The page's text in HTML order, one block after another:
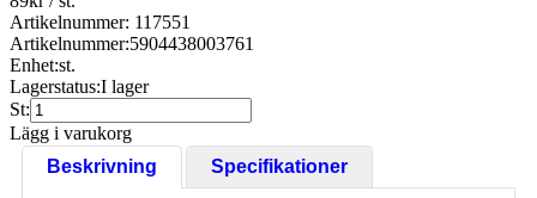
Artikelnummer: 117551
Artikelnummer:5904438003761
Enhet:st.
Lagerstatus:I lager
St:
Lägg i varukorg
Beskrivning
Specifikationer